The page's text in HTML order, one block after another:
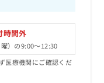
時間外
）の9:00～12:30
医療機関にご確認くだ